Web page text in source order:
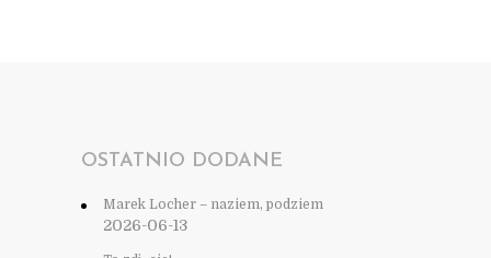
OSTATNIO DODANE
Marek Locher – naziem, podziem
2026-06-13